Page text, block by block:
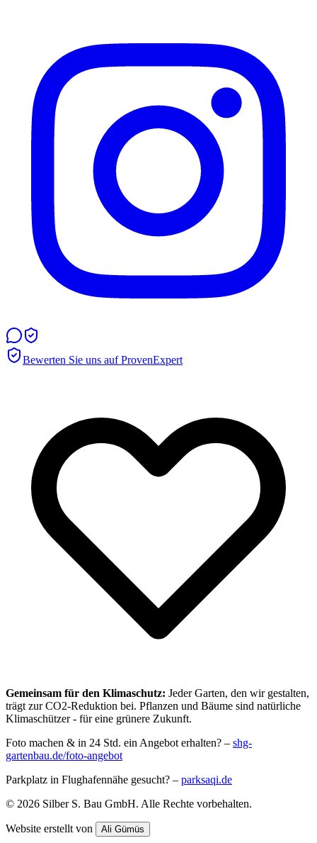
Bewerten Sie uns auf ProvenExpert
Gemeinsam für den Klimaschutz: Jeder Garten, den wir gestalten,
trägt zur CO2-Reduktion bei. Pflanzen und Bäume sind natürliche
Klimaschützer - für eine grünere Zukunft.
Foto machen & in 24 Std. ein Angebot erhalten? – shg-
gartenbau.de/foto-angebot
Parkplatz in Flughafennähe gesucht? – parksaqi.de
© 2026 Silber S. Bau GmbH. Alle Rechte vorbehalten.
Website erstellt von Ali Gümüs